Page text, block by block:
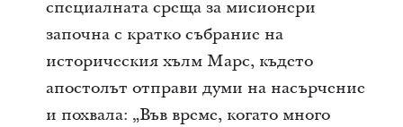
специалната среща за мисионери
започна с кратко събрание на
историческия хълм Марс, където
апостолът отправи думи на насърчение
и похвала: „Във време, когато много